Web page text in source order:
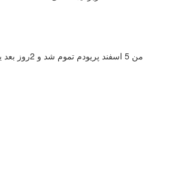
من 5 اسفند پریودم تموم شد و 2روز بعد یعنی 7 اسفند با همسرم رابطه واژنی و کنترل نشده داشتم.. و منی در واژن من خالی شد